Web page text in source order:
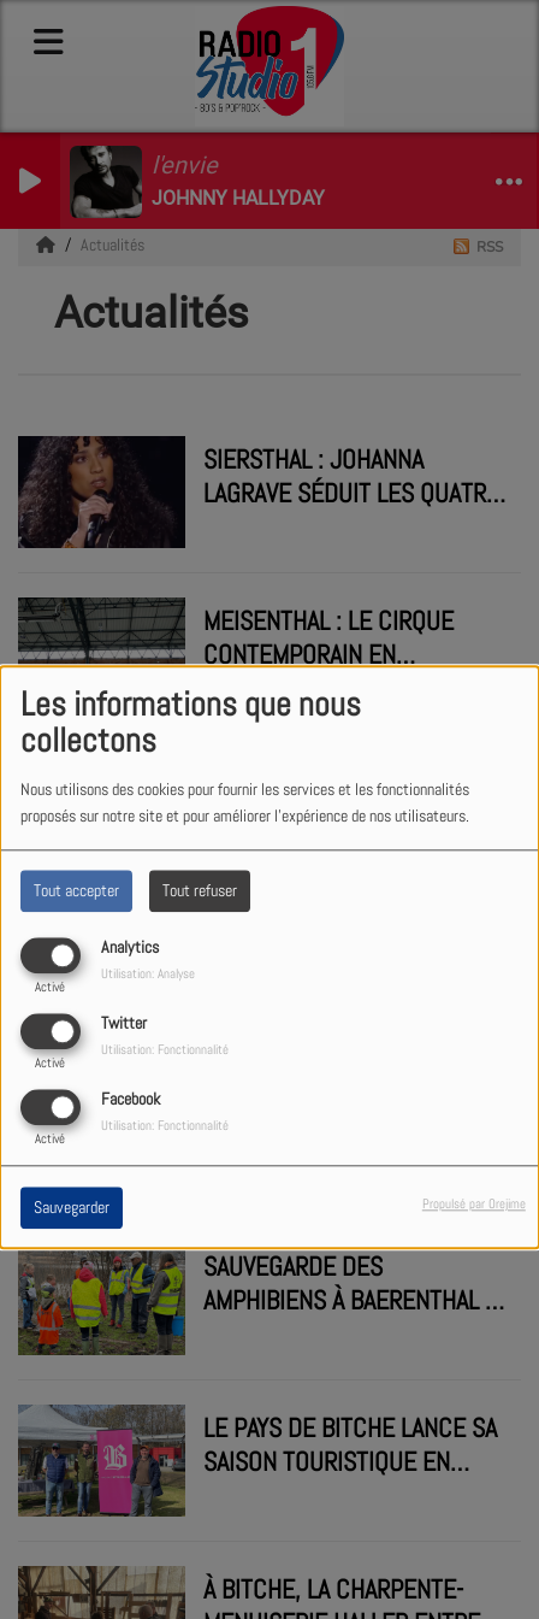
Les informations que nous
collectons
Nous utilisons des cookies pour fournir les services et les fonctionnalités
proposés sur notre site et pour améliorer l'expérience de nos utilisateurs.
Tout accepter Tout refuser
Analytics
Activé
Utilisation: Analyse
Twitter
Activé
Utilisation: Fonctionnalité
Facebook
Activé
Utilisation: Fonctionnalité
Sauvegarder Propulsé par Orejime
l'envie
JOHNNY HALLYDAY
Actualités
Actualités
RSS
SIERSTHAL : JOHANNA
LAGRAVE SÉDUIT LES QUATRE
MEISENTHAL : LE CIRQUE
CONTEMPORAIN EN
MOUVEMENT SÉDUIT LE
PUBLIC À LA HALLE VERRIÈRE
PASSAGE À L’HEURE D’ÉTÉ :
UNE HEURE EN MOINS, MAIS
DES JOURNÉES PLUS
LONGUES
SAVEURS LOCALES
L’ÉLITE DE L’ESCALADE DE
VITESSE
SAUVEGARDE DES
AMPHIBIENS À BAERENTHAL :
LE PAYS DE BITCHE LANCE SA
SAISON TOURISTIQUE EN
À BITCHE, LA CHARPENTE-